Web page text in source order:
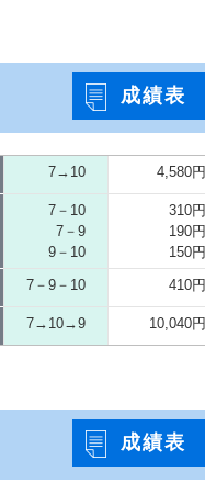
成績表
7→10 4,580円
7－10
7－9
9－10
310円
190円
150円
7－9－10 410円
7→10→9 10,040円
成績表